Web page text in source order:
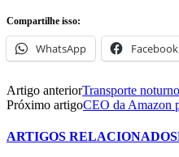
Compartilhe isso:
WhatsApp Facebook
Artigo anteriorTransporte
Próximo artigoCEO da Amazon
ARTIGOS RELACIONADOS